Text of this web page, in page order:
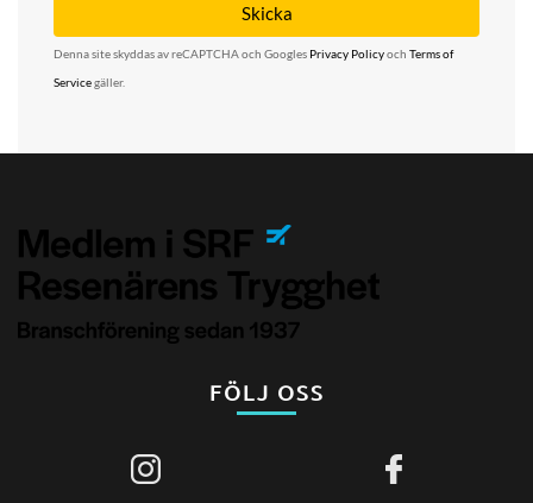
Denna site skyddas av reCAPTCHA och Googles Privacy Policyoch Terms of
Servicegäller.
FÖLJ OSS